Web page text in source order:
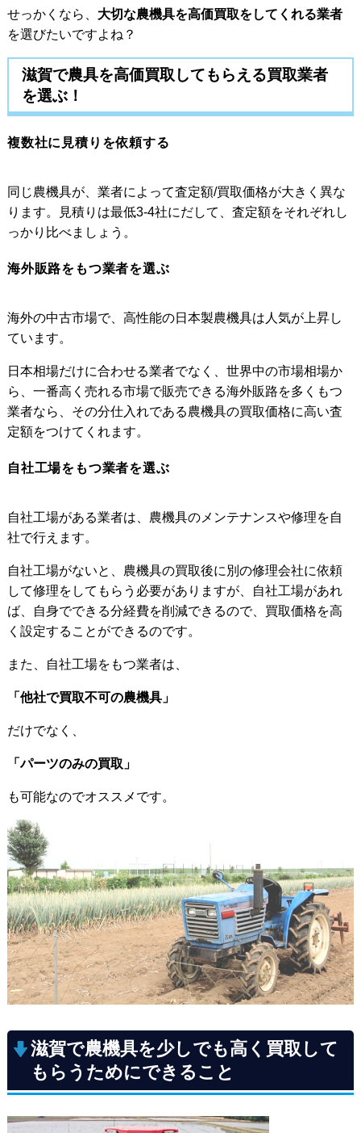
せっかくなら、 大切な農機具を高価買取をしてくれる業者
を選びたいですよね？
滋賀で農具を高価買取してもらえる買取業者
を選ぶ！
複数社に見積りを依頼する
同じ農機具が、業者によって査定額/買取価格が大きく異な
ります。見積りは最低3-4社にだして、査定額をそれぞれし
っかり比べましょう。
海外販路をもつ業者を選ぶ
海外の中古市場で、高性能の日本製農機具は人気が上昇し
ています。
日本相場だけに合わせる業者でなく、世界中の市場相場か
ら、一番高く売れる市場で販売できる海外販路を多くもつ
業者なら、その分仕入れである農機具の買取価格に高い査
定額をつけてくれます。
自社工場をもつ業者を選ぶ
自社工場がある業者は、農機具のメンテナンスや修理を自
社で行えます。
自社工場がないと、農機具の買取後に別の修理会社に依頼
して修理をしてもらう必要がありますが、自社工場があれ
ば、自身でできる分経費を削減できるので、買取価格を高
く設定することができるのです。
また、自社工場をもつ業者は、
「他社で買取不可の農機具」
だけでなく、
「パーツのみの買取」
も可能なのでオススメです。
滋賀で農機具を少しでも高く買取して
もらうためにできること